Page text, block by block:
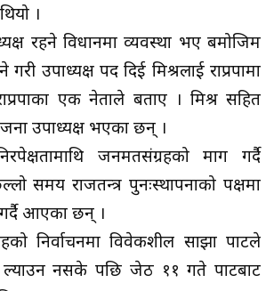
।
रहने विधानमा व्यवस्था भए बमोजिम
गरी उपाध्यक्ष पद दिई मिश्रलाई राप्रपामा
एक नेताले बताए । मिश्र सहित
जना उपाध्यक्ष भएका छन् ।
जनमतसंग्रहको माग गर्दै
समय राजतन्त्र पुनःस्थापनाको पक्षमा
आएका छन् ।
निर्वाचनमा विवेकशील साझा पार्टीले
ल्याउन नसके पछि जेठ ११ गते पार्टीबाट